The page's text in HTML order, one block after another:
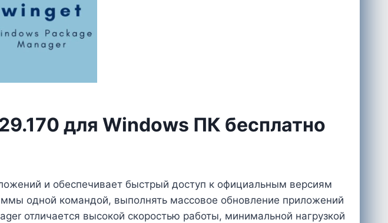
для Windows ПК бесплатно
и обеспечивает быстрый доступ к официальным версиям
одной командой, выполнять массовое обновление приложений
отличается высокой скоростью работы, минимальной нагрузкой